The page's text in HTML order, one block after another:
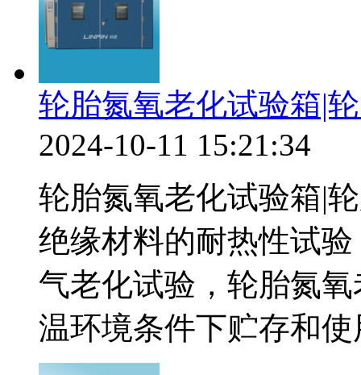
轮胎氮氧老化试验箱|
2024-10-11 15:21:34
轮胎氮氧老化试验箱|
绝缘材料的耐热性试
气老化试验，轮胎氮
温环境条件下贮存和